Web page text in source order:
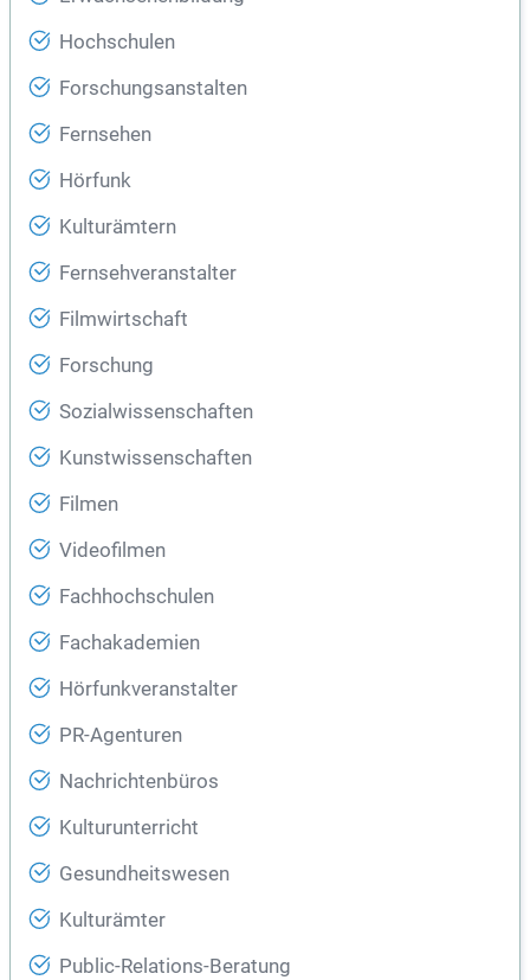
Hochschulen
Forschungsanstalten
Fernsehen
Hörfunk
Kulturämtern
Fernsehveranstalter
Filmwirtschaft
Forschung
Sozialwissenschaften
Kunstwissenschaften
Filmen
Videofilmen
Fachhochschulen
Fachakademien
Hörfunkveranstalter
PR-Agenturen
Nachrichtenbüros
Kulturunterricht
Gesundheitswesen
Kulturämter
Public-Relations-Beratung